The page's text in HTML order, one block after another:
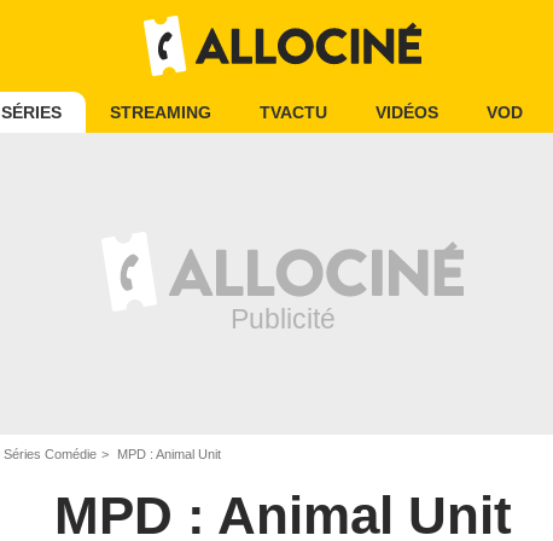
SÉRIES STREAMING TVACTU VIDÉOS VOD
Séries Comédie MPD : Animal Unit
MPD : Animal Unit